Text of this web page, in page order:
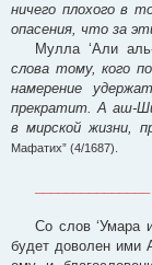
ничего плохого в
опасения, что за
Мулла ‘Али
слова тому, кого
намерение
прекратит. А аш-
в мирской жизни,
Мафатих” (4/1687).
Со слов ‘Умара
будет доволен ими